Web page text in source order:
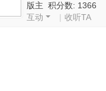
版主 积分数: 1366
互动
| 收听TA